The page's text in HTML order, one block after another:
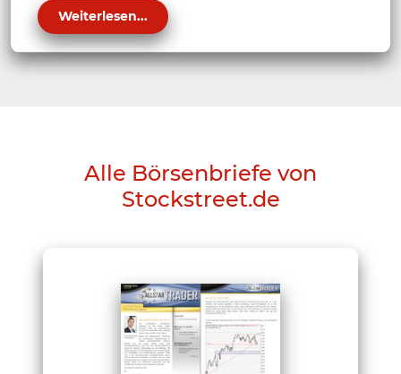
Weiterlesen...
Alle Börsenbriefe von
Stockstreet.de